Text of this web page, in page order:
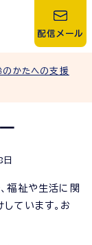
配信メール
のかたへの支援
日
福祉や生活に関
ています。お